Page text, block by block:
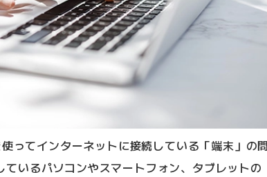
ってインターネットに接続している「端末」の
いるパソコンやスマートフォン、タブレットの